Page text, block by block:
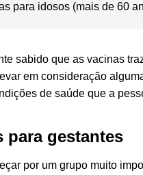
para idosos (mais de 60
sabido que as vacinas
em consideração
de saúde que a
para gestantes
por um grupo muito